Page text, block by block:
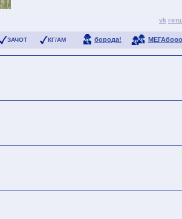
vk
ЗАЧОТ КГ/АМ борода!